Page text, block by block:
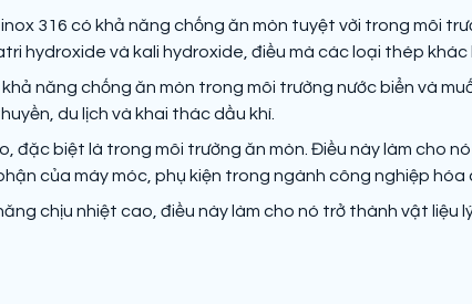
316 có khả năng chống ăn mòn tuyệt vời trong môi
hydroxide và kali hydroxide, điều mà các loại thép khác
năng chống ăn mòn trong môi trường nước biển và
du lịch và khai thác dầu khí.
đặc biệt là trong môi trường ăn mòn. Điều này làm cho
của máy móc, phụ kiện trong ngành công nghiệp hóa
chịu nhiệt cao, điều này làm cho nó trở thành vật